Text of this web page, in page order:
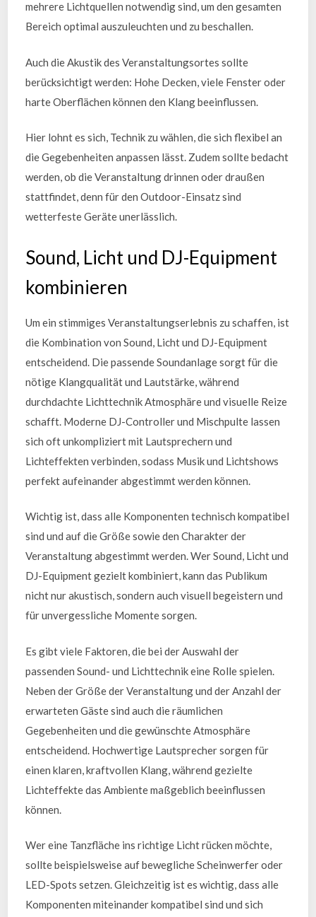
mehrere Lichtquellen notwendig sind, um den gesamten
Bereich optimal auszuleuchten und zu beschallen.
Auch die Akustik des Veranstaltungsortes sollte
berücksichtigt werden: Hohe Decken, viele Fenster oder
harte Oberflächen können den Klang beeinflussen.
Hier lohnt es sich, Technik zu wählen, die sich flexibel an
die Gegebenheiten anpassen lässt. Zudem sollte bedacht
werden, ob die Veranstaltung drinnen oder draußen
stattfindet, denn für den Outdoor-Einsatz sind
wetterfeste Geräte unerlässlich.
Sound, Licht und DJ-Equipment
kombinieren
Um ein stimmiges Veranstaltungserlebnis zu schaffen, ist
die Kombination von Sound, Licht und DJ-Equipment
entscheidend. Die passende Soundanlage sorgt für die
nötige Klangqualität und Lautstärke, während
durchdachte Lichttechnik Atmosphäre und visuelle Reize
schafft. Moderne DJ-Controller und Mischpulte lassen
sich oft unkompliziert mit Lautsprechern und
Lichteffekten verbinden, sodass Musik und Lichtshows
perfekt aufeinander abgestimmt werden können.
Wichtig ist, dass alle Komponenten technisch kompatibel
sind und auf die Größe sowie den Charakter der
Veranstaltung abgestimmt werden. Wer Sound, Licht und
DJ-Equipment gezielt kombiniert, kann das Publikum
nicht nur akustisch, sondern auch visuell begeistern und
für unvergessliche Momente sorgen.
Es gibt viele Faktoren, die bei der Auswahl der
passenden Sound- und Lichttechnik eine Rolle spielen.
Neben der Größe der Veranstaltung und der Anzahl der
erwarteten Gäste sind auch die räumlichen
Gegebenheiten und die gewünschte Atmosphäre
entscheidend. Hochwertige Lautsprecher sorgen für
einen klaren, kraftvollen Klang, während gezielte
Lichteffekte das Ambiente maßgeblich beeinflussen
können.
Wer eine Tanzfläche ins richtige Licht rücken möchte,
sollte beispielsweise auf bewegliche Scheinwerfer oder
LED-Spots setzen. Gleichzeitig ist es wichtig, dass alle
Komponenten miteinander kompatibel sind und sich